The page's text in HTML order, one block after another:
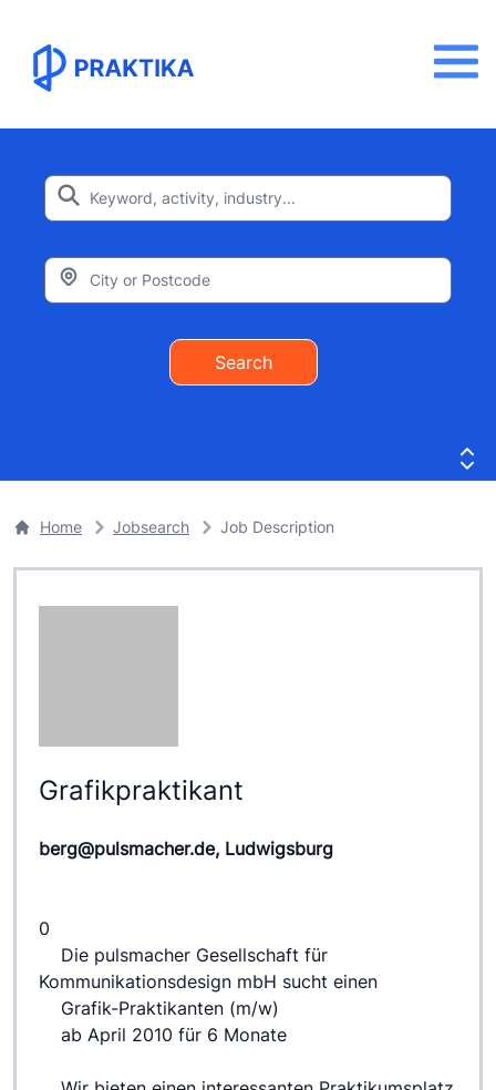
Search
Home Jobsearch Job Description
Grafikpraktikant
berg@pulsmacher.de, Ludwigsburg
0
Kommunikationsdesign mbH sucht einen
  	Grafik-Praktikanten (m/w)
ab April 2010 für 6 Monate